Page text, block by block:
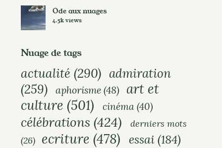
Ode aux nuages
4.5k views
Nuage de tags
actualité (290) admiration
(259)
aphorisme (48) art et
culture (501) cinéma (40)
célébrations (424)
derniers mots
(26)
ecriture (478) essai (184)